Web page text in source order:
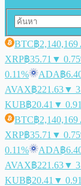
BTC฿2,140,169
XRP฿35.71 ▼
0.11%
ADA฿
AVAX฿221.63▼
KUB฿20.41 ▼
BTC฿2,140,169
XRP฿35.71 ▼
0.11%
ADA฿
AVAX฿221.63▼
KUB฿20.41 ▼